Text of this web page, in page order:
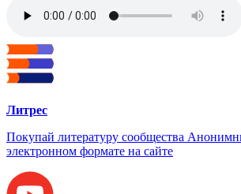
Литрес
Покупай литературу сообщества
электронном формате на сайте